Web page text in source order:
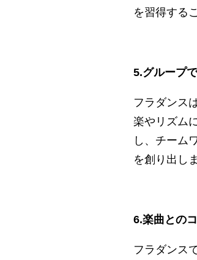
を習得する
5.グループ
フラダンス
楽やリズム
し、チーム
を創り出し
6.楽曲との
フラダンス